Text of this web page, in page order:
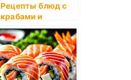
Рецепты блюд с
крабами и
морепродуктами